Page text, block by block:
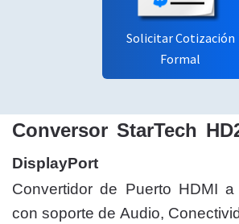
Solicitar Cotización
Formal
Conversor StarTech
DisplayPort
Convertidor de Puerto HDMI
con soporte de Audio,